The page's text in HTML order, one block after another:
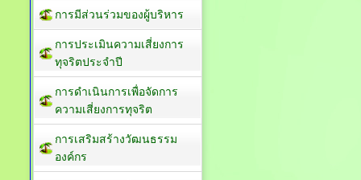
การมีส่วนร่วมของผู้บริหาร
การประเมินความเสี่ยงการ
ทุจริตประจำปี
การดำเนินการเพื่อจัดการ
ความเสี่ยงการทุจริต
การเสริมสร้างวัฒนธรรม
องค์กร